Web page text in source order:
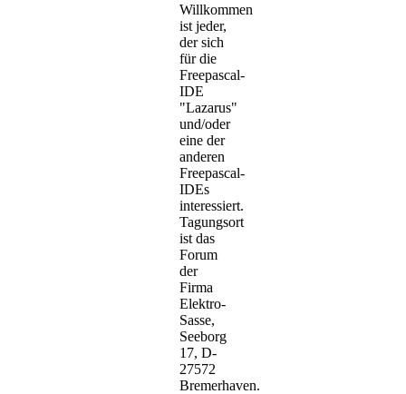
Willkommen
ist jeder,
der sich
für die
Freepascal-
IDE
"Lazarus"
und/oder
eine der
anderen
Freepascal-
IDEs
interessiert.
Tagungsort
ist das
Forum
der
Firma
Elektro-
Sasse,
Seeborg
17, D-
27572
Bremerhaven.